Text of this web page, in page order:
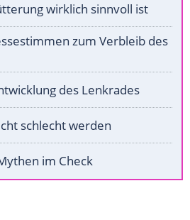
wirklich sinnvoll ist
zum Verbleib des
des Lenkrades
schlecht werden
im Check